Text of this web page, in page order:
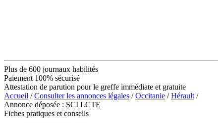
Plus de 600 journaux habilités
Paiement 100% sécurisé
Attestation de parution pour le greffe immédiate et gratuite
Accueil /Consulter les annonces légales /Occitanie /Hérault /
Annonce déposée : SCI LCTE
Fiches pratiques et conseils